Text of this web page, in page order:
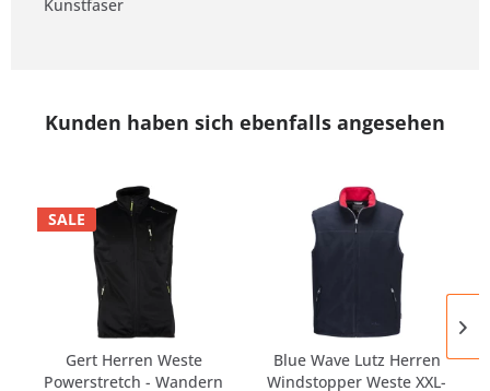
Kunstfaser
Kunden haben sich ebenfalls angesehen
SALE
Gert Herren Weste
Powerstretch - Wandern
Blue Wave Lutz Herren
Windstopper Weste XXL-